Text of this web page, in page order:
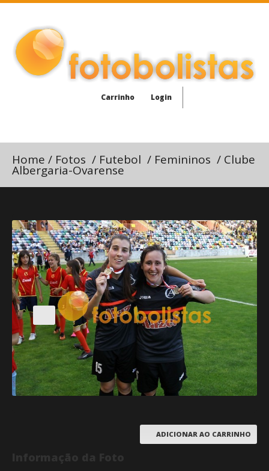
Carrinho Login
Home / Fotos / Futebol / Femininos / Clube
Albergaria-Ovarense
ADICIONAR AO CARRINHO